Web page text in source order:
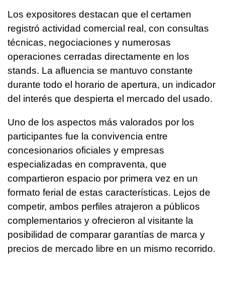
Los expositores destacan que el certamen
registró actividad comercial real, con consultas
técnicas, negociaciones y numerosas
operaciones cerradas directamente en los
stands. La afluencia se mantuvo constante
durante todo el horario de apertura, un indicador
del interés que despierta el mercado del usado.
Uno de los aspectos más valorados por los
participantes fue la convivencia entre
concesionarios oficiales y empresas
especializadas en compraventa, que
compartieron espacio por primera vez en un
formato ferial de estas características. Lejos de
competir, ambos perfiles atrajeron a públicos
complementarios y ofrecieron al visitante la
posibilidad de comparar garantías de marca y
precios de mercado libre en un mismo recorrido.